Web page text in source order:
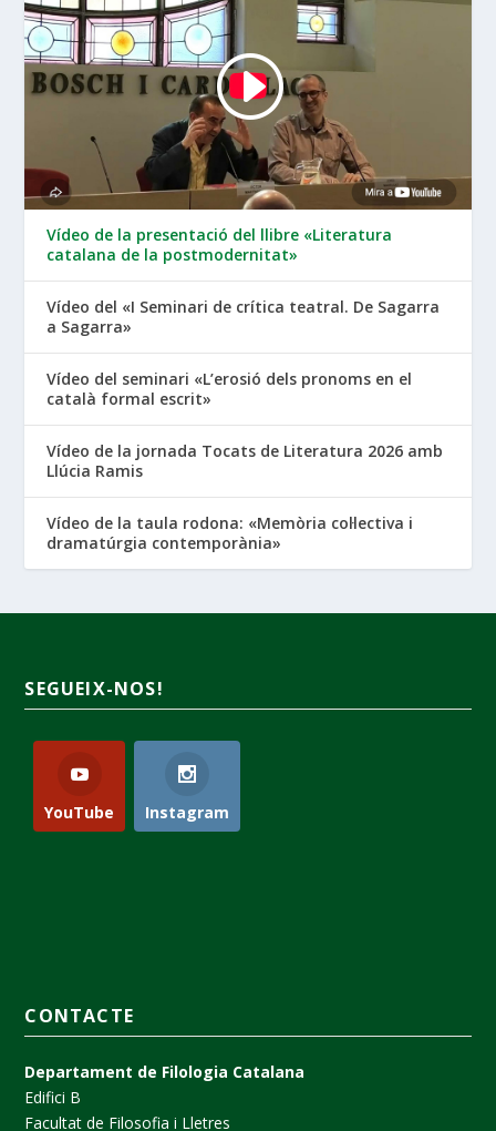
Vídeo de la presentació del llibre «Literatura
catalana de la postmodernitat»
Vídeo del «I Seminari de crítica teatral. De Sagarra
a Sagarra»
Vídeo del seminari «L’erosió dels pronoms en el
català formal escrit»
Vídeo de la jornada Tocats de Literatura 2026 amb
Llúcia Ramis
Vídeo de la taula rodona: «Memòria col·lectiva i
dramatúrgia contemporània»
SEGUEIX-NOS!
YouTube Instagram
CONTACTE
Departament de Filologia Catalana
Edifici B
Facultat de Filosofia i Lletres